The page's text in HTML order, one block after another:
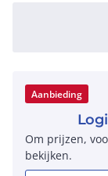
Aanbieding
Om prijzen,
bekijken.